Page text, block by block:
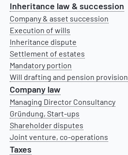
Inheritance law & succession
Company & asset succession
Execution of wills
Inheritance dispute
Settlement of estates
Mandatory portion
Will drafting and pension provision
Company law
Managing Director Consultancy
Gründung, Start-ups
Shareholder disputes
Joint venture, co-operations
Taxes